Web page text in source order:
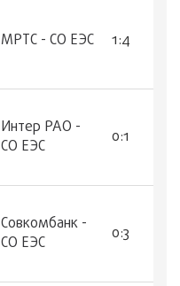
МРТС - СО ЕЭС 1:4
Интер РАО -
СО ЕЭС
0:1
Совкомбанк -
СО ЕЭС
0:3